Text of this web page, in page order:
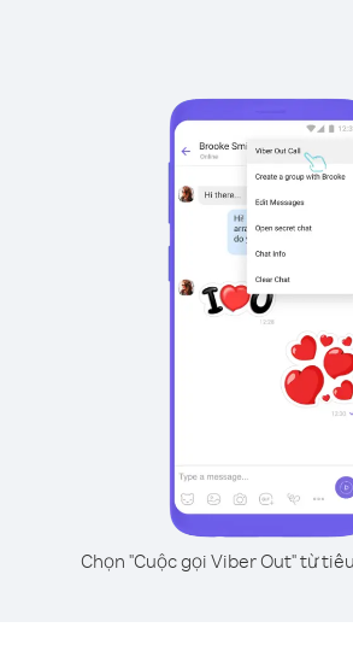
Chọn "Cuộc gọi Viber Out" từ